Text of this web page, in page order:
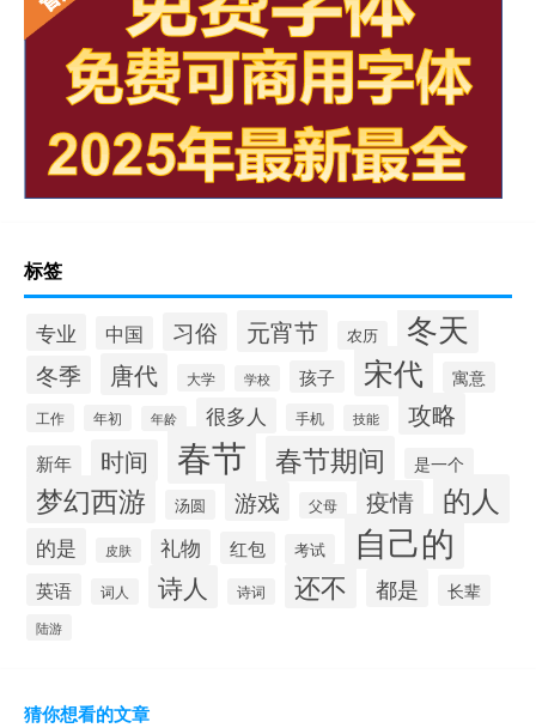
标签
专业 中国 习俗 元宵节 农历 冬天
冬季 唐代 大学 学校 孩子 宋代 寓意
工作 年初 年龄 很多人 手机 技能 攻略
新年 时间 春节 春节期间 是一个
梦幻西游 汤圆 游戏 父母 疫情 的人
的是 皮肤 礼物 红包 考试 自己的
英语 词人 诗人 诗词 还不 都是 长辈
陆游
猜你想看的文章